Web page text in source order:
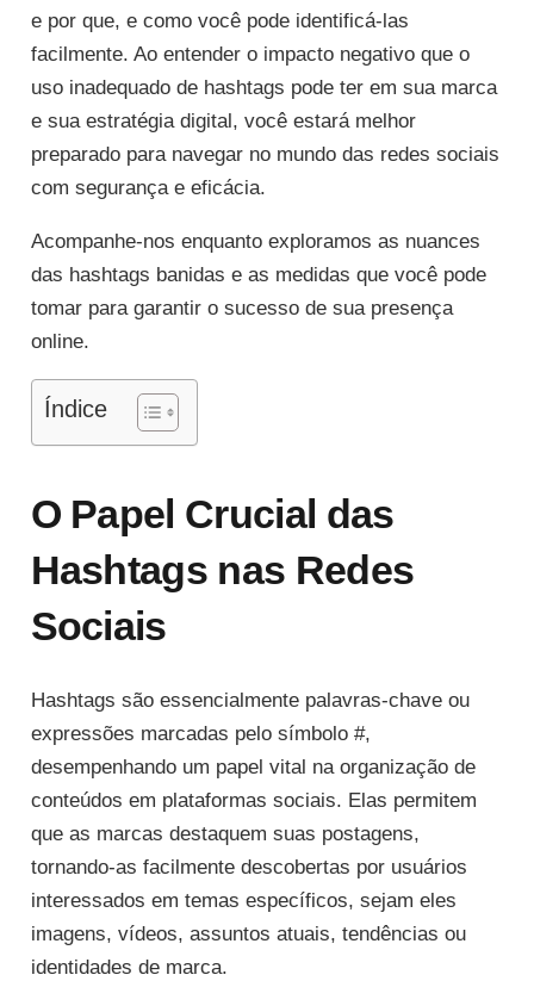
e por que, e como você pode identificá-las
facilmente. Ao entender o impacto negativo que o
uso inadequado de hashtags pode ter em sua marca
e sua estratégia digital, você estará melhor
preparado para navegar no mundo das redes sociais
com segurança e eficácia.
Acompanhe-nos enquanto exploramos as nuances
das hashtags banidas e as medidas que você pode
tomar para garantir o sucesso de sua presença
online.
Índice
O Papel Crucial das
Hashtags nas Redes
Sociais
Hashtags são essencialmente palavras-chave ou
expressões marcadas pelo símbolo #,
desempenhando um papel vital na organização de
conteúdos em plataformas sociais. Elas permitem
que as marcas destaquem suas postagens,
tornando-as facilmente descobertas por usuários
interessados em temas específicos, sejam eles
imagens, vídeos, assuntos atuais, tendências ou
identidades de marca.